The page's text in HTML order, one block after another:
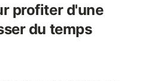
profiter d'une
du temps